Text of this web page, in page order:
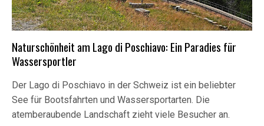
Naturschönheit am Lago di Poschiavo: Ein Paradies für
Wassersportler
Der Lago di Poschiavo in der Schweiz ist ein beliebter
See für Bootsfahrten und Wassersportarten. Die
atemberaubende Landschaft zieht viele Besucher an.